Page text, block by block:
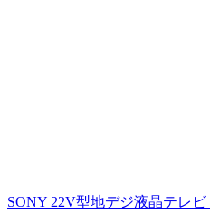
SONY 22V型地デジ液晶テレ